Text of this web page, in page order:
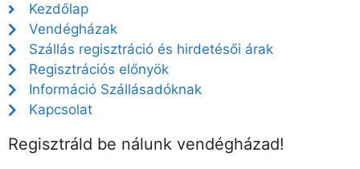
Kezdőlap
Vendégházak
Szállás regisztráció és hirdetésői árak
Regisztrációs előnyök
Információ Szállásadóknak
Kapcsolat
Regisztráld be nálunk vendégházad!